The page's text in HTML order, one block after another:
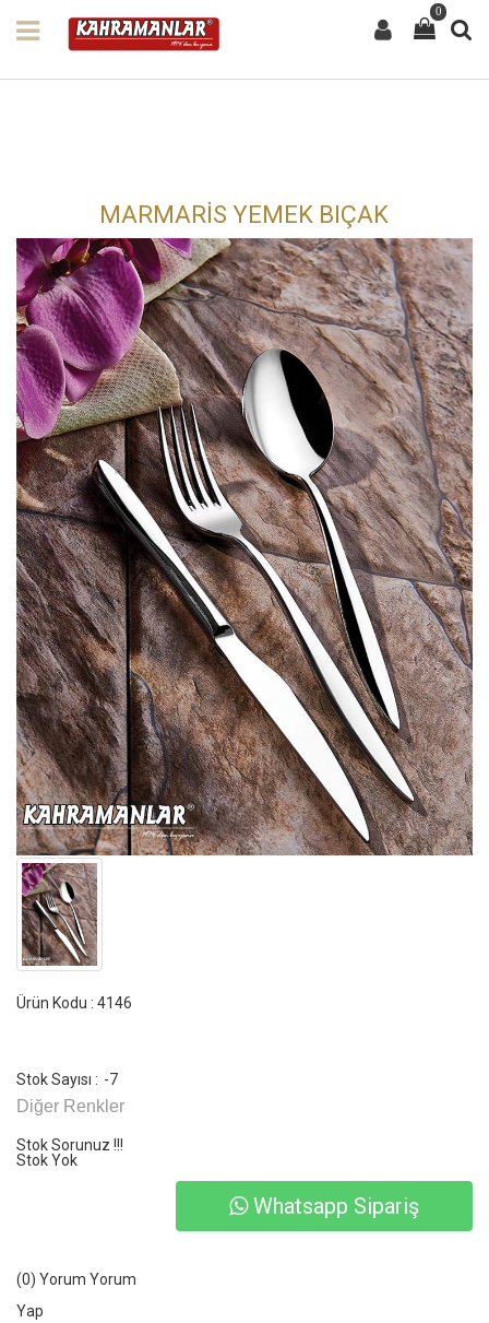
0
MARMARİS YEMEK BIÇAK
Ürün Kodu : 4146
Stok Sayısı : -7
Diğer Renkler
Stok Sorunuz !!!
Stok Yok
Whatsapp Sipariş
(0) Yorum Yorum
Yap